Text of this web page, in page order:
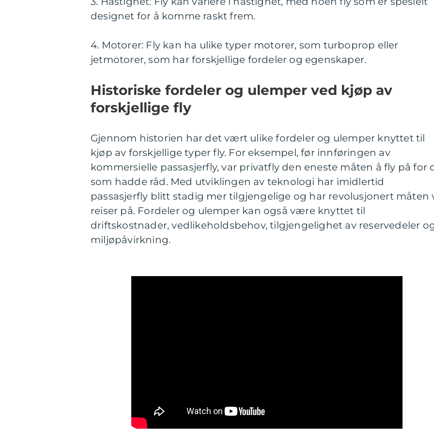
designet for å komme raskt frem.
4. Motorer: Fly kan ha ulike typer motorer, som turboprop eller
jetmotorer, som har forskjellige fordeler og egenskaper.
Historiske fordeler og ulemper ved kjøp av
forskjellige fly
Gjennom historien har det vært ulike fordeler og ulemper knyttet til
kjøp av forskjellige typer fly. For eksempel, før innføringen av
kommersielle passasjerfly, var privatfly den eneste måten å fly på for
som hadde råd. Med utviklingen av teknologi har imidlertid
passasjerfly blitt stadig mer tilgjengelige og har revolusjonert måten
reiser på. Fordeler og ulemper kan også være knyttet til
driftskostnader, vedlikeholdsbehov, tilgjengelighet av reservedeler
miljøpåvirkning.